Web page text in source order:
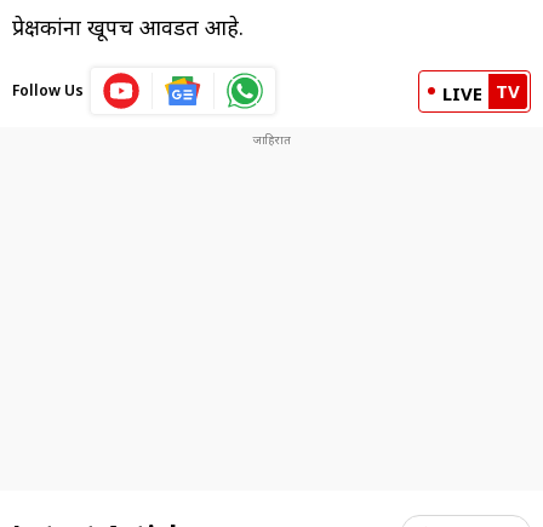
प्रेक्षकांना खूपच आवडत आहे.
Follow Us LIVE TV